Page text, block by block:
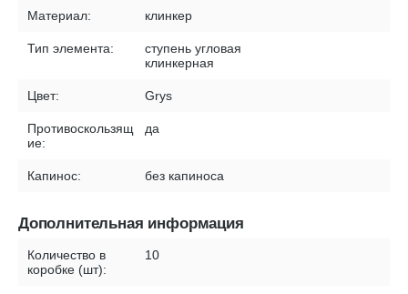
Материал: клинкер
Тип элемента:
ступень угловая
клинкерная
Цвет: Grys
Противоскользящ
ие:
да
Капинос: без капиноса
Дополнительная информация
Количество в
коробке (шт):
10